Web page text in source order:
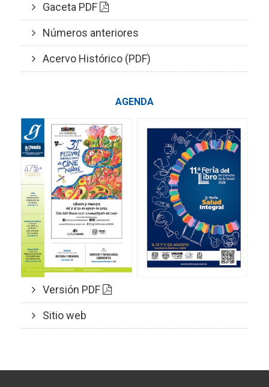
Gaceta PDF
Números anteriores
Acervo Histórico (PDF)
AGENDA
Versión PDF
Sitio web